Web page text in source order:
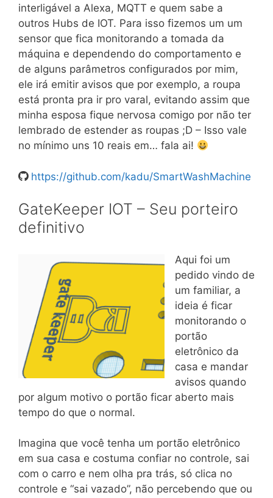
interligável a Alexa, MQTT e quem sabe a
outros Hubs de IOT. Para isso fizemos um um
sensor que fica monitorando a tomada da
máquina e dependendo do comportamento e
de alguns parâmetros configurados por mim,
ele irá emitir avisos que por exemplo, a roupa
está pronta pra ir pro varal, evitando assim que
minha esposa fique nervosa comigo por não ter
lembrado de estender as roupas ;D – Isso vale
no mínimo uns 10 reais em… fala ai!
https://github.com/kadu/SmartWashMachine
GateKeeper IOT – Seu porteiro
definitivo
Aqui foi um
pedido vindo de
um familiar, a
ideia é ficar
monitorando o
portão
eletrônico da
casa e mandar
avisos quando
por algum motivo o portão ficar aberto mais
tempo do que o normal.
Imagina que você tenha um portão eletrônico
em sua casa e costuma confiar no controle, sai
com o carro e nem olha pra trás, só clica no
controle e “sai vazado”, não percebendo que ou